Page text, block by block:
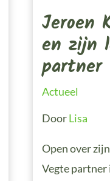
Jeroen
en zijn
partner
Actueel
DoorLisa
Open over
Vegte partner
En
Zijn
Leven
Zonder
Partner